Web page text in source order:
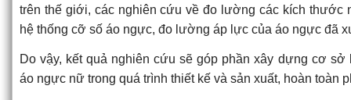
trên thế giới, các nghiên cứu về đo lường các kích thước
hệ thống cỡ số áo ngực, đo lường áp lực của áo ngực đã
Do vậy, kết quả nghiên cứu sẽ góp phần xây dựng cơ
áo ngực nữ trong quá trình thiết kế và sản xuất, hoàn toàn